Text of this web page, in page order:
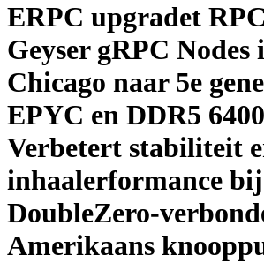
ERPC upgradet
Geyser gRPC Nodes
Chicago naar 5e
EPYC en DDR5
Verbetert stabiliteit
inhaalerformance bij
DoubleZero-
Amerikaans